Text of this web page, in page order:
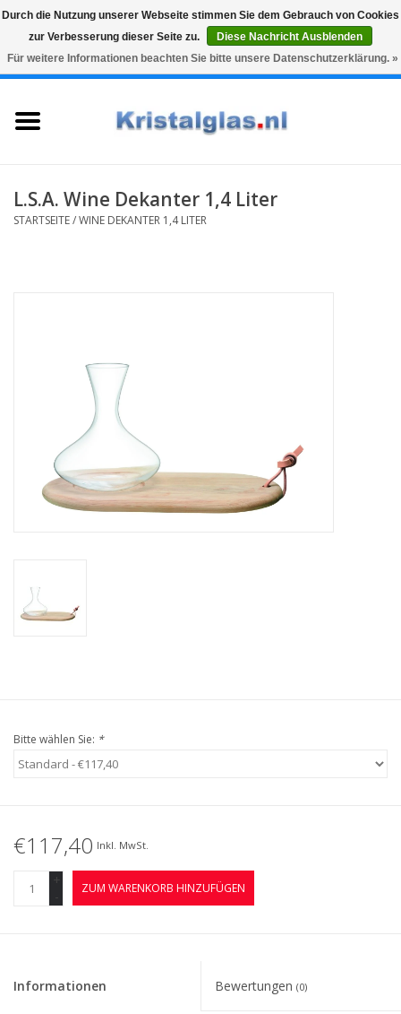
Snelle levering
Graveren
0 Artikel - €0,00
Karaffen
Bar & Wein
L.S.A. Wine Dekanter 1,4 Liter
STARTSEITE/WINE DEKANTER 1,4 LITER
Bitte wählen Sie: *
€117,40 Inkl. MwSt.
+
-
ZUM WARENKORB HINZUFÜGEN
Informationen Bewertungen (0)
Durch die Nutzung unserer Webseite stimmen Sie dem Gebrauch von Cookies
zur Verbesserung dieser Seite zu.
Diese Nachricht Ausblenden
Für weitere Informationen beachten Sie bitte unsere Datenschutzerklärung. »